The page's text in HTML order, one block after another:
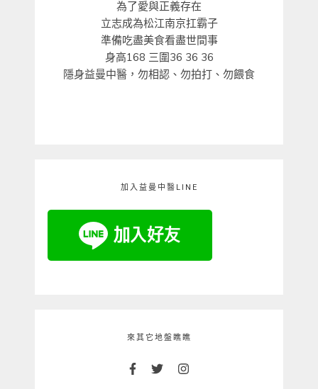
為了愛與正義存在
立志成為松江南京扛霸子
準備吃盡美食看盡世間事
身高168 三圍36 36 36
隱身益曼中醫，勿相認、勿拍打、勿餵食
加入益曼中醫LINE
來其它地盤瞧瞧